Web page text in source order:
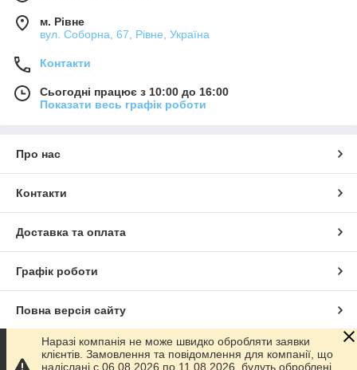
м. Рівне
вул. Соборна, 67, Рівне, Україна
Контакти
Сьогодні працює з 10:00 до 16:00
Показати весь графік роботи
Про нас
Контакти
Доставка та оплата
Графік роботи
Повна версія сайту
Сайт створено на маркетплейсіProm.ua
Наразі компанія не може швидко обробляти заявки
клієнтів. Замовлення та повідомлення для компанії, що
надіслані с 06.08.2026 по 11.08.2026, будуть оброблені